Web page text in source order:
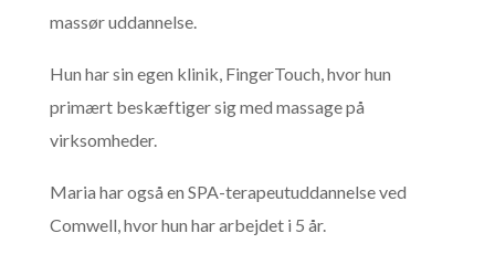
massør uddannelse.
Hun har sin egen klinik, FingerTouch, hvor hun
primært beskæftiger sig med massage på
virksomheder.
Maria har også en SPA-terapeutuddannelse ved
Comwell, hvor hun har arbejdet i 5 år.